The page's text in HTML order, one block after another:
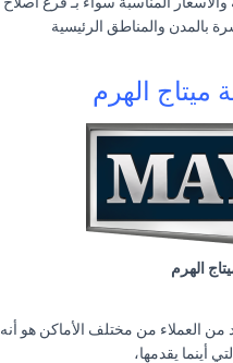
بالمدن والمناطق الرئيسية
الهرم
الهرم
من العملاء من مختلف الأماكن هو أنه
أينما يقدمها،